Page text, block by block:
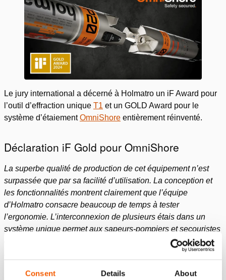
Consent Details About
Le jury international a décerné à Holmatro un iF Award pour
l’outil d’effraction unique T1 et un GOLD Award pour le
système d’étaiementOmniShore entièrement réinventé.
Déclaration iF Gold pour OmniShore
La superbe qualité de production de cet équipement n’est
surpassée que par sa facilité d’utilisation. La conception et
les fonctionnalités montrent clairement que l’équipe
d’Holmatro consacre beaucoup de temps à tester
l’ergonomie. L’interconnexion de plusieurs étais dans un
système unique permet aux sapeurs-pompiers et secouristes
d’étayer rapidement les dangers dans une multitude de
scénarios. Ce système permet de sauver des vies !